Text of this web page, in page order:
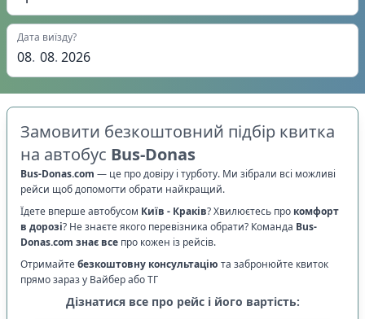
Дата виїзду?
08. 08. 2026
Замовити безкоштовний підбір квитка
на автобус Bus-Donas
Bus-Donas.com — це про довіру і турботу. Ми зібрали всі можливі
рейси щоб допомогти обрати найкращий.
Їдете вперше автобусом Київ - Краків? Хвилюєтесь про комфорт
в дорозі? Не знаєте якого перевізника обрати? Команда Bus-
Donas.com знає все про кожен із рейсів.
Отримайтебезкоштовну консультацію та забронюйте квиток
прямо зараз у Вайбер або ТГ
Дізнатися все про рейс і його вартість: